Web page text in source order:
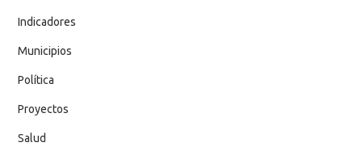
Indicadores
Municipios
Política
Proyectos
Salud